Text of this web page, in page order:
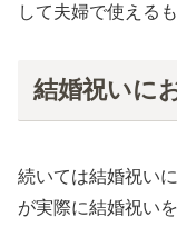
して夫婦で使える
結婚祝いに
続いては結婚祝い
が実際に結婚祝い